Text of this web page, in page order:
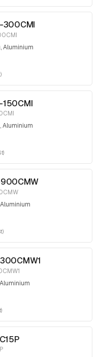
300CMI
Aluminium
150CMI
Aluminium